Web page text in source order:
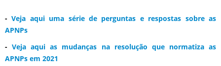
-Veja aqui uma série de perguntas e respostas sobre as
APNPs
-Veja aqui as mudanças na resolução que normatiza as
APNPs em 2021